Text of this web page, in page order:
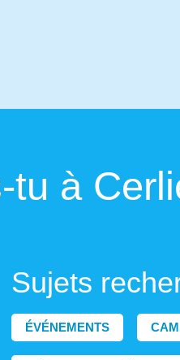
tu à
Sujets
ÉVÉNEMENTS